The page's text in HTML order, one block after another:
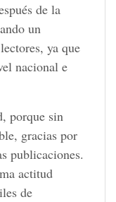
de la
un
ya que
nacional e
porque sin
gracias por
publicaciones.
actitud
de